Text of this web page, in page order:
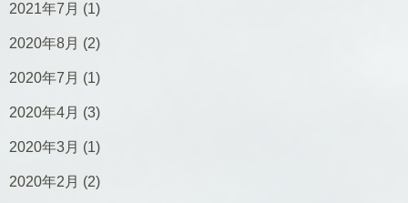
2021年7月 (1)
2020年8月 (2)
2020年7月 (1)
2020年4月 (3)
2020年3月 (1)
2020年2月 (2)